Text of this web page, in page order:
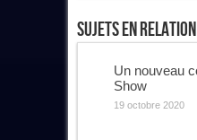
Sujets En Relation
Un nouveau
Show
19 octobre 2020